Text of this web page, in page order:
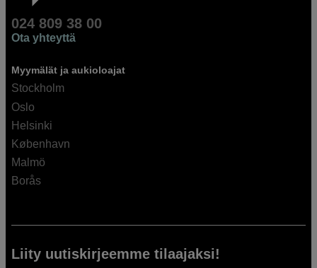
024 809 38 00
Ota yhteyttä
Myymälät ja aukioloajat
Stockholm
Oslo
Helsinki
København
Malmö
Borås
Liity uutiskirjeemme tilaajaksi!